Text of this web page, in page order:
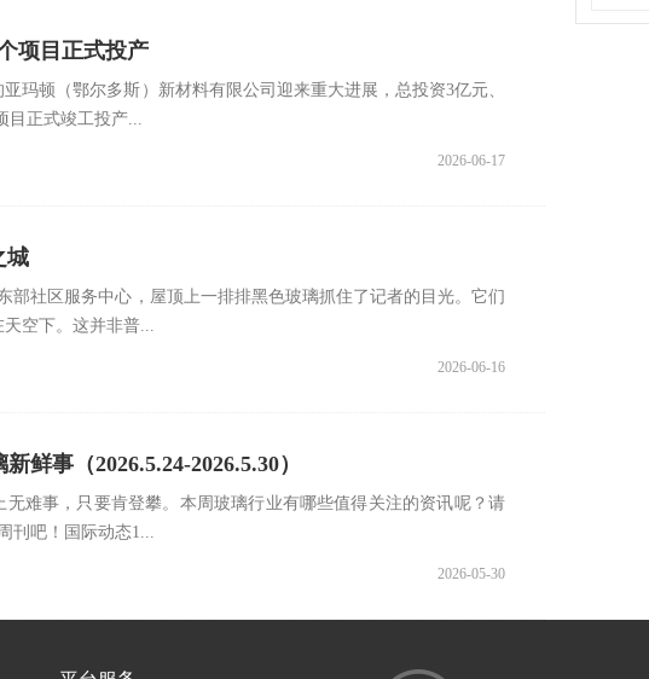
项目正式投产
玛顿（鄂尔多斯）新材料有限公司迎来重大进展，总投资3亿元、
目正式竣工投产...
2026-06-17
城
部社区服务中心，屋顶上一排排黑色玻璃抓住了记者的目光。它们
空下。这并非普...
2026-06-16
鲜事（2026.5.24-2026.5.30）
无难事，只要肯登攀。本周玻璃行业有哪些值得关注的资讯呢？请
刊吧！国际动态1...
2026-05-30